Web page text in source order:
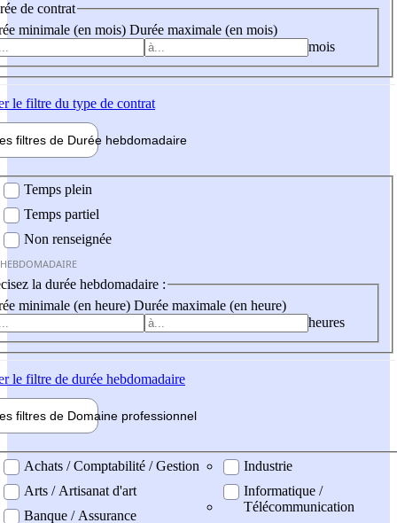
de contrat
minimale (en mois) Durée maximale (en mois)
mois
le filtre du type de contrat
filtres de Durée hebdomadaire
Temps plein
Temps partiel
Non renseignée
la durée hebdomadaire :
minimale (en heure) Durée maximale (en heure)
heures
le filtre de durée hebdomadaire
filtres de Domaine professionnel
professionel
Achats / Comptabilité / Gestion
Arts / Artisanat d'art
Banque / Assurance
Industrie
Informatique /
Télécommunication